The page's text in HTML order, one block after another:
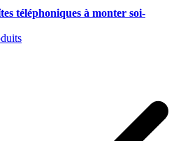
téléphoniques à monter soi-